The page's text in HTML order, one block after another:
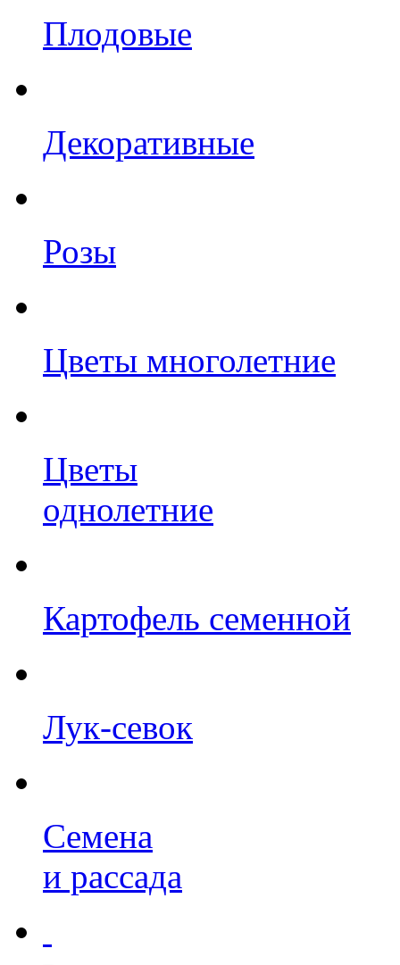
Плодовые
Декоративные
Розы
Цветы многолетние
Цветы
однолетние
Картофель семенной
Лук-севок
Семена
и рассада